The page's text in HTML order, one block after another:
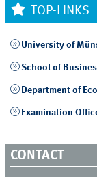
TOP-LINKS
University of
School of
Department of
Examination
CONTACT